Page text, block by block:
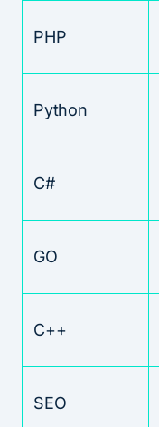
PHP
Python
C#
GO
C++
SEO